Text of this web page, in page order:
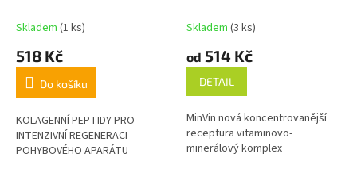
Skladem (1 ks)
518 Kč
Do košíku
KOLAGENNÍ PEPTIDY PRO
INTENZIVNÍ REGENERACI
POHYBOVÉHO APARÁTU
Skladem (3 ks)
od 514 Kč
DETAIL
MinVin nová koncentrovanější
receptura vitaminovo-
minerálový komplex